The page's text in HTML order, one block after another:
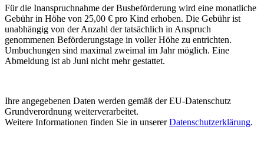
Für die Inanspruchnahme der Busbeförderung wird eine monatliche
Gebühr in Höhe von 25,00 € pro Kind erhoben. Die Gebühr ist
unabhängig von der Anzahl der tatsächlich in Anspruch
genommenen Beförderungstage in voller Höhe zu entrichten.
Umbuchungen sind maximal zweimal im Jahr möglich. Eine
Abmeldung ist ab Juni nicht mehr gestattet.
Ihre angegebenen Daten werden gemäß der EU-Datenschutz
Grundverordnung weiterverarbeitet.
Weitere Informationen finden Sie in unsererDatenschutzerklärung.